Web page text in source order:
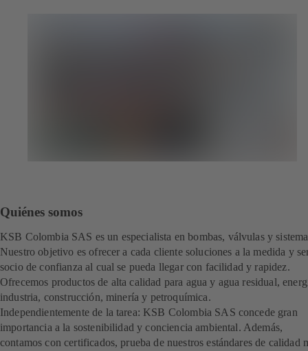
Quiénes somos
KSB Colombia SAS es un especialista en bombas, válvulas y
Nuestro objetivo es ofrecer a cada cliente soluciones a la medida y
socio de confianza al cual se pueda llegar con facilidad y rapidez.
Ofrecemos productos de alta calidad para agua y agua residual,
industria, construcción, minería y petroquímica.
Independientemente de la tarea: KSB Colombia SAS concede gran
importancia a la sostenibilidad y conciencia ambiental. Además,
contamos con certificados, prueba de nuestros estándares de calidad